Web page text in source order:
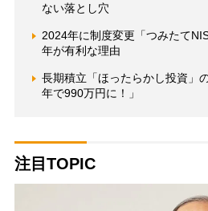
ない落とし穴
2024年に制度変更「つみたて
年が有利な理由
長期積立「ほったらかし投資」
年で990万円に！」
注目TOPIC